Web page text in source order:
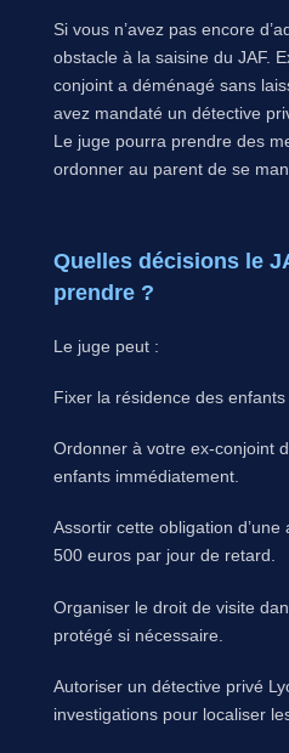
Si vous n’avez pas encore
obstacle à la saisine du JAF.
conjoint a déménagé sans
avez mandaté un détective
Le juge pourra prendre des
ordonner au parent de se
Quelles décisions le
prendre ?
Le juge peut :
Fixer la résidence des enfants
Ordonner à votre ex-conjoint
enfants immédiatement.
Assortir cette obligation
500 euros par jour de retard.
Organiser le droit de visite
protégé si nécessaire.
Autoriser un détective privé
investigations pour localiser